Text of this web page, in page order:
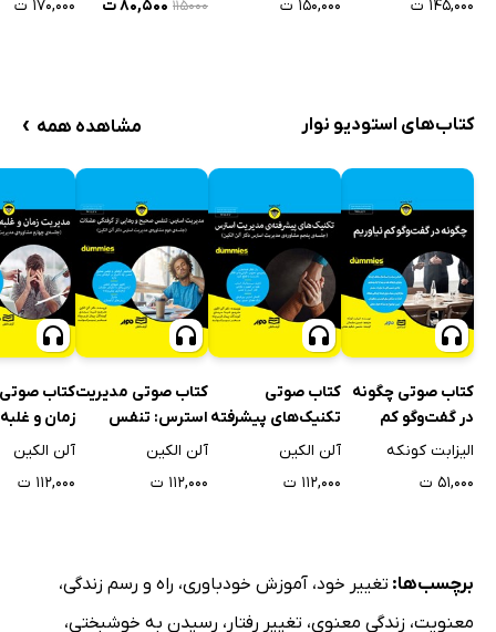
۱۴۵,۰۰۰ ت
۱۵۰,۰۰۰ ت
۱۱۵۰۰۰ ۸۰,۵۰۰ ت
۱۷۰,۰۰۰ ت
کتاب‌های استودیو نوار مشاهده همه ›
کتاب صوتی چگونه
در گفت‌وگو کم
نیاوریم
الیزابت کونکه
۵۱,۰۰۰ ت
کتاب صوتی
تکنیک‌های پیشرفته
مدیریت استرس
آلن الکین
۱۱۲,۰۰۰ ت
کتاب صوتی مدیریت
استرس: تنفس
صحیح و رهایی از
آلن الکین
۱۱۲,۰۰۰ ت
کتاب
زمان و
استرس
آلن الکین
۱۱۲,۰۰۰ ت
برچسب‌ها: تغییر خود، آموزش خودباوری، راه و رسم زندگی،
معنویت، زندگی معنوی، تغییر رفتار ، رسیدن به خوشبختی،